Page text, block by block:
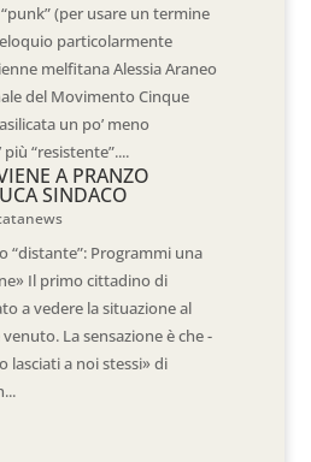
(per usare un termine
particolarmente
melfitana Alessia Araneo
del Movimento Cinque
un po’ meno
più “resistente”....
A PRANZO
SINDACO
“distante”: Programmi una
Il primo cittadino di
a vedere la situazione al
La sensazione è che -
lasciati a noi stessi» di